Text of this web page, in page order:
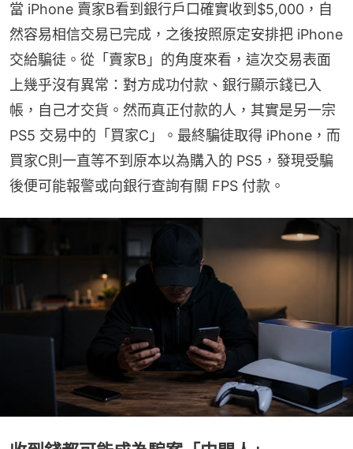
當 iPhone 賣家B看到銀行戶口確實收到$5,000，自
然容易相信交易已完成，之後按照原定安排把 iPhone
交給騙徒。從「賣家B」的角度來看，這次交易表面
上幾乎沒有異常：對方成功付款、銀行顯示錢已入
帳，自己才交貨。然而真正付款的人，其實是另一宗
PS5 交易中的「買家C」。最終騙徒取得 iPhone，而
買家C則一直等不到原本以為購入的 PS5，發現受騙
後便可能報警或向銀行查詢有關 FPS 付款。